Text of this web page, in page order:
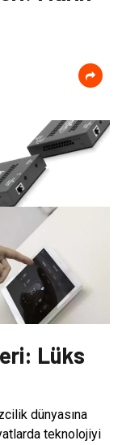
Lüks
dünyasına
teknolojiyi